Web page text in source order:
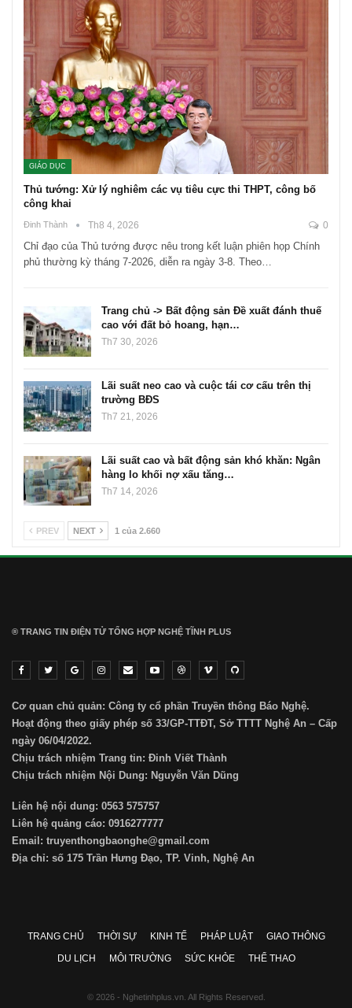
GIÁO DỤC
Thủ tướng: Xử lý nghiêm các vụ tiêu cực thi THPT, công bố
công khai
Đinh Thành Th8 4, 2026 0
Chỉ đạo của Thủ tướng được nêu trong kết luận phiên họp Chính
phủ thường kỳ tháng 7-2026, diễn ra ngày 3-8. Theo…
Trang chủ -> Bất động sản Đề xuất đánh thuế
cao với đất bỏ hoang, hạn…
Th7 30, 2026
Lãi suất neo cao và cuộc tái cơ cấu trên thị
trường BĐS
Th7 21, 2026
Lãi suất cao và bất động sản khó khăn: Ngân
hàng lo khối nợ xấu tăng…
Th7 14, 2026
PREV NEXT 1 của 2.660
® TRANG TIN ĐIỆN TỬ ТỔNG HỢP NGHỆ TĨNH PLUS
Cơ quan chủ quản: Công ty cổ phần Truyền thông Báo Nghệ.
Hoạt động theo giấy phép số 33/GP-TTĐT, Sở TTTT Nghệ An – Cấp
ngày 06/04/2022.
Chịu trách nhiệm Trang tin: Đinh Viết Thành
Chịu trách nhiệm Nội Dung: Nguyễn Văn Dũng
Liên hệ nội dung: 0563 575757
Liên hệ quảng cáo: 0916277777
Email: truyenthongbaonghe@gmail.com
Địa chỉ: số 175 Trần Hưng Đạo, TP. Vinh, Nghệ An
TRANG CHỦ THỜI SỰ KINH TẾ PHÁP LUẬT
GIAO THÔNG
DU LỊCH
MÔI TRƯỜNG SỨC KHỎE THỂ THAO
© 2026 - Nghetinhplus.vn. All Rights Reserved.